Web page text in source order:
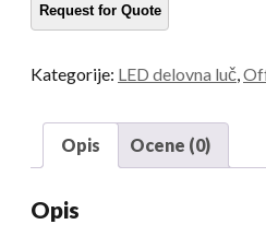
Kategorije: LED delovna luč
Opis Ocene (0)
Opis